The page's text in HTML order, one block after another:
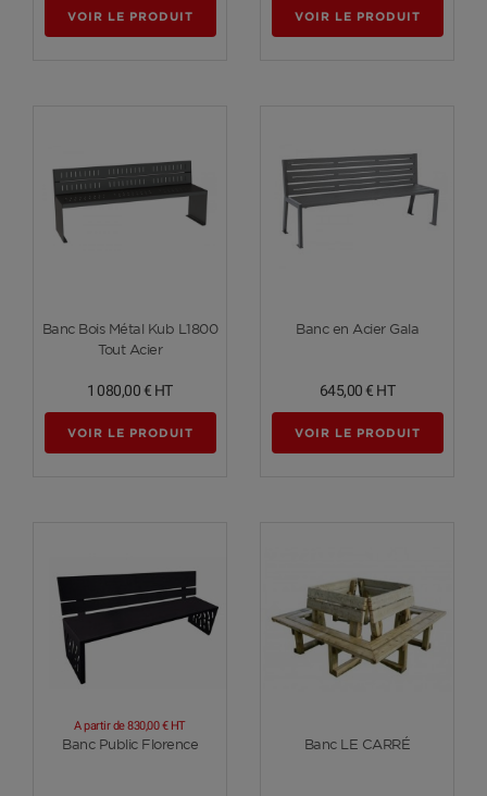
VOIR LE PRODUIT VOIR LE PRODUIT
Voir plus
Banc Bois Métal Kub L1800
Tout Acier
1 080,00 € HT
VOIR LE PRODUIT
Voir plus
Banc en Acier Gala
645,00 € HT
VOIR LE PRODUIT
Voir plus
Banc Public Florence
A partir de830,00 € HT
Voir plus
Banc LE CARRÉ